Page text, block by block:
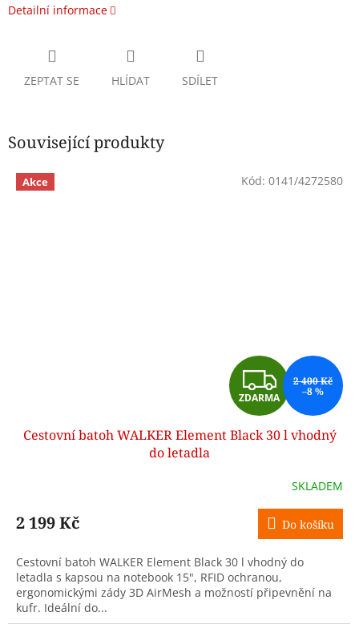
Detailní informace
ZEPTAT SE HLÍDAT SDÍLET
Související produkty
Akce
Z
D
A
R
M
A
ZDARMA
2 400 Kč
–8 %
Cestovní batoh WALKER Element Black 30 l vhodný
do letadla
SKLADEM
2 199 Kč Do košíku
Cestovní batoh WALKER Element Black 30 l vhodný do
letadla s kapsou na notebook 15", RFID ochranou,
ergonomickými zády 3D AirMesh a možností připevnění na
kufr. Ideální do...
Kód: 0141/4272580